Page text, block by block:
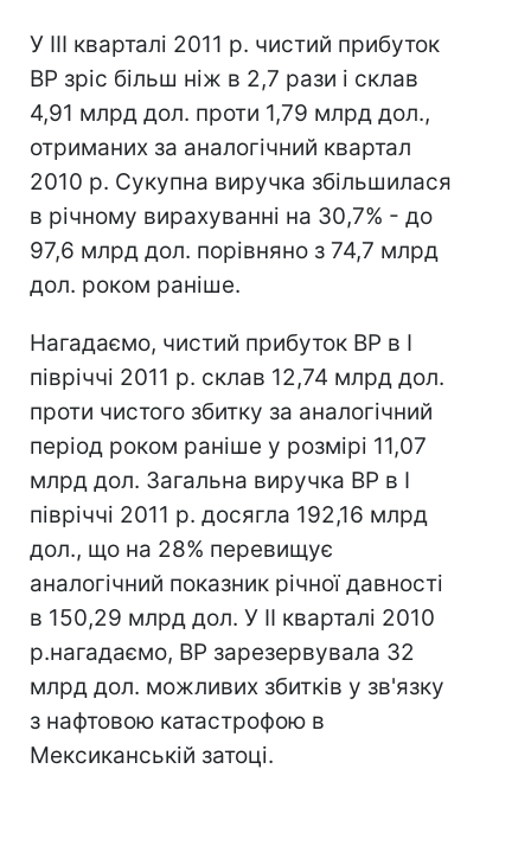
У III кварталі 2011 р. чистий прибуток
BP зріс більш ніж в 2,7 рази і склав
4,91 млрд дол. проти 1,79 млрд дол.,
отриманих за аналогічний квартал
2010 р. Сукупна виручка збільшилася
в річному вирахуванні на 30,7% - до
97,6 млрд дол. порівняно з 74,7 млрд
дол. роком раніше.
Нагадаємо, чистий прибуток BP в I
півріччі 2011 р. склав 12,74 млрд дол.
проти чистого збитку за аналогічний
період роком раніше у розмірі 11,07
млрд дол. Загальна виручка BP в I
півріччі 2011 р. досягла 192,16 млрд
дол., що на 28% перевищує
аналогічний показник річної давності
в 150,29 млрд дол. У II кварталі 2010
р.нагадаємо, BP зарезервувала 32
млрд дол. можливих збитків у зв'язку
з нафтовою катастрофою в
Мексиканській затоці.